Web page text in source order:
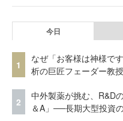
今日
1
なぜ「お客様は神様で
析の巨匠フェーダー教
2
中外製薬が挑む、R&D
＆A」──長期大型投資